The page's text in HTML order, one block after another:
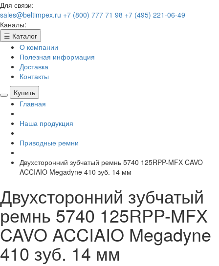
Для связи:
sales@beltimpex.ru +7 (800) 777 71 98 +7 (495) 221-06-49
Каналы:
☰ Каталог
О компании
Полезная информация
Доставка
Контакты
Купить
Главная
Наша продукция
Приводные ремни
Двухсторонний зубчатый ремнь 5740 125RPP-MFX CAVO
ACCIAIO Megadyne 410 зуб. 14 мм
Двухсторонний зубчатый
ремнь 5740 125RPP-MFX
CAVO ACCIAIO Megadyne
410 зуб. 14 мм